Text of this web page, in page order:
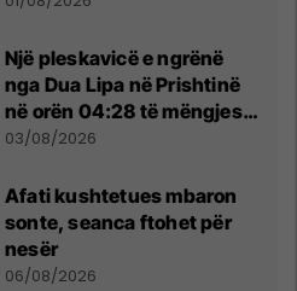
Një pleskavicë e ngrënë
nga Dua Lipa në Prishtinë
në orën 04:28 të mëngjesit
- dhe bota digjitale serbe
03/08/2026
Afati kushtetues mbaron
sonte, seanca ftohet për
nesër
06/08/2026